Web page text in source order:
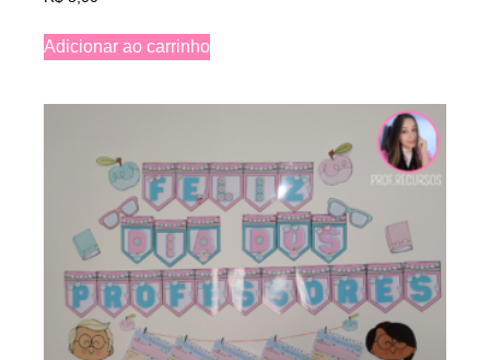
Adicionar ao carrinho